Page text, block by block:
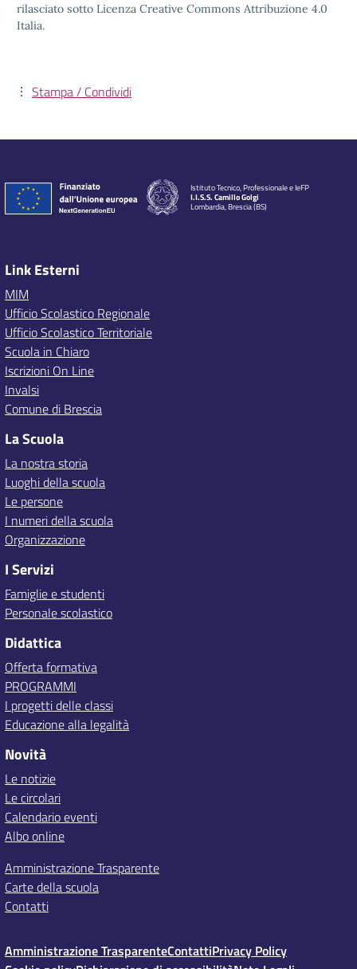
rilasciato sotto Licenza Creative Commons Attribuzione 4.0
Italia.
Stampa / Condividi
Istituto Tecnico, Professionale e IeFP
I.I.S.S. Camillo Golgi
Lombardia, Brescia (BS)
Link Esterni
MIM
Ufficio Scolastico Regionale
Ufficio Scolastico Territoriale
Scuola in Chiaro
Iscrizioni On Line
Invalsi
Comune di Brescia
La Scuola
La nostra storia
Luoghi della scuola
Le persone
I numeri della scuola
Organizzazione
I Servizi
Famiglie e studenti
Personale scolastico
Didattica
Offerta formativa
PROGRAMMI
I progetti delle classi
Educazione alla legalità
Novità
Le notizie
Le circolari
Calendario eventi
Albo online
Amministrazione Trasparente
Carte della scuola
Contatti
Amministrazione TrasparenteContattiPrivacy Policy